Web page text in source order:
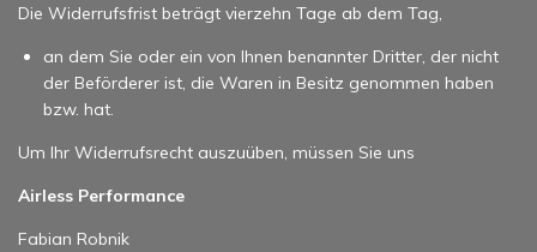
Die Widerrufsfrist beträgt vierzehn Tage ab dem Tag,
an dem Sie oder ein von Ihnen benannter Dritter, der nicht
der Beförderer ist, die Waren in Besitz genommen haben
bzw. hat.
Um Ihr Widerrufsrecht auszuüben, müssen Sie uns
Airless Performance
Fabian Robnik